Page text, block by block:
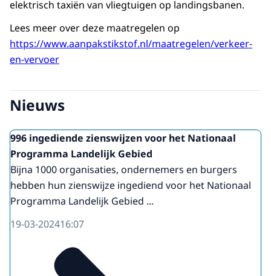
elektrisch taxiën van vliegtuigen op landingsbanen.
Lees meer over deze maatregelen op
https://www.aanpakstikstof.nl/maatregelen/verkeer-
en-vervoer
Nieuws
996 ingediende zienswijzen voor het Nationaal
Programma Landelijk Gebied
Bijna 1000 organisaties, ondernemers en burgers
hebben hun zienswijze ingediend voor het Nationaal
Programma Landelijk Gebied ...
19-03-202416:07